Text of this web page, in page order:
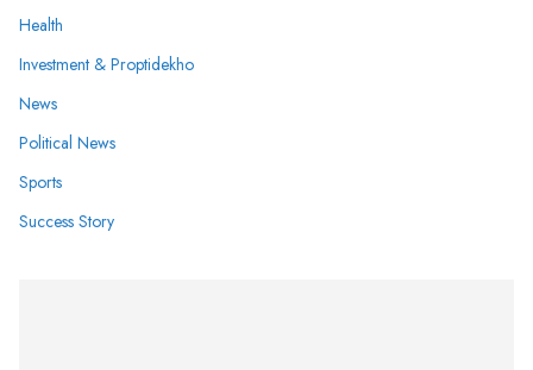
Health
Investment & Proptidekho
News
Political News
Sports
Success Story